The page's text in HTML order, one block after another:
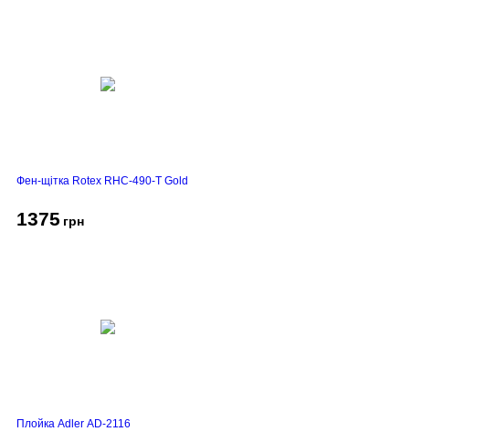
Фен-щітка Rotex RHC-490-T Gold
1375 грн
Плойка Adler AD-2116